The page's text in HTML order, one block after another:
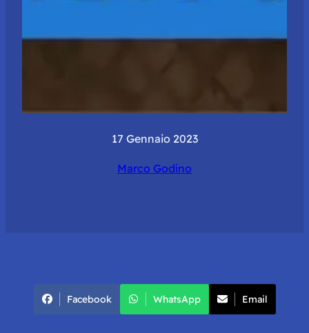
17 Gennaio 2023
Marco Godino
Facebook WhatsApp Email